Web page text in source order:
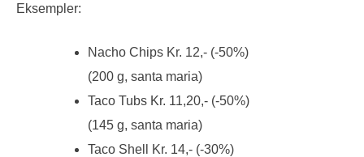
Eksempler:
Nacho Chips Kr. 12,- (-50%)
(200 g, santa maria)
Taco Tubs Kr. 11,20,- (-50%)
(145 g, santa maria)
Taco Shell Kr. 14,- (-30%)